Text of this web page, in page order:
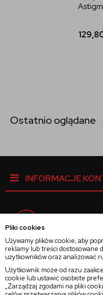
Pliki cookies
Używamy plików cookie, aby
reklamy lub treści dostosowane
użytkowników oraz analizować
Użytkownik może od razu
cookie lub ustawić osobiste
„Zarządzaj zgodami na pliki
Ostatnio oglądane
INFORMACJE
Instagram
Twitter